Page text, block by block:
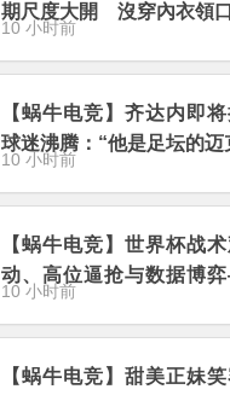
期尺度大開 沒穿內衣領
10 小时前
【蜗牛电竞】齐达内即
球迷沸腾：“他是足坛的迈
10 小时前
【蜗牛电竞】世界杯战
动、高位逼抢与数据博
早已不是22个人追着球跑
10 小时前
【蜗牛电竞】甜美正妹